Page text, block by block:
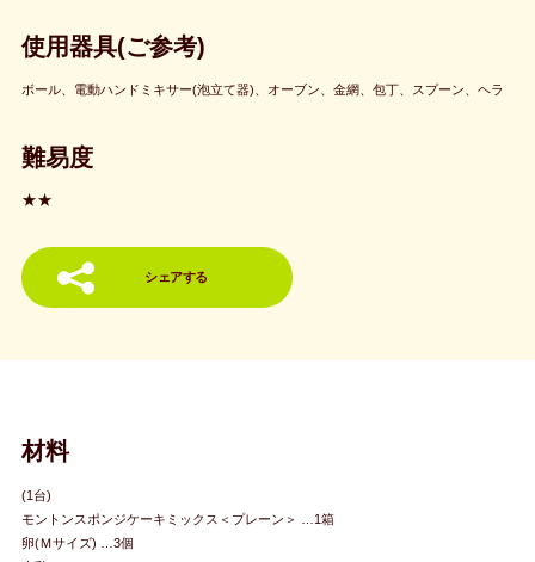
使用器具(ご参考)
ボール、電動ハンドミキサー(泡立て器)、オーブン、金網、包丁、スプーン、ヘラ
難易度
★★
シェアする
材料
(1台)
モントンスポンジケーキミックス＜プレーン＞ …1箱
卵(Ｍサイズ) …3個